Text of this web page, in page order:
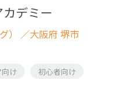
デミー
） ／大阪府 堺市
け
初心者向け